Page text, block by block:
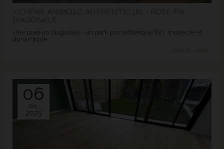
Une pose en diagonale : un parti pris esthétique fort, moderne et
dynamique.
> Lire la suite...
06
Oct.
2025